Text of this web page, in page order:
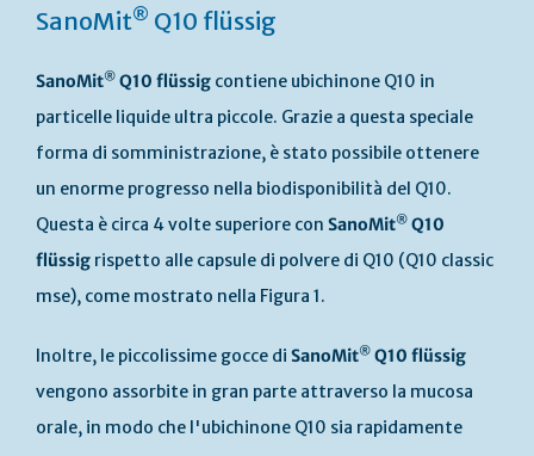
SanoMit® Q10 flüssig
SanoMit® Q10 flüssig contiene ubichinone Q10 in
particelle liquide ultra piccole. Grazie a questa speciale
forma di somministrazione, è stato possibile ottenere
un enorme progresso nella biodisponibilità del Q10.
Questa è circa 4 volte superiore con SanoMit® Q10
flüssig rispetto alle capsule di polvere di Q10 (Q10 classic
mse), come mostrato nella Figura 1.
Inoltre, le piccolissime gocce di SanoMit® Q10 flüssig
vengono assorbite in gran parte attraverso la mucosa
orale, in modo che l'ubichinone Q10 sia rapidamente